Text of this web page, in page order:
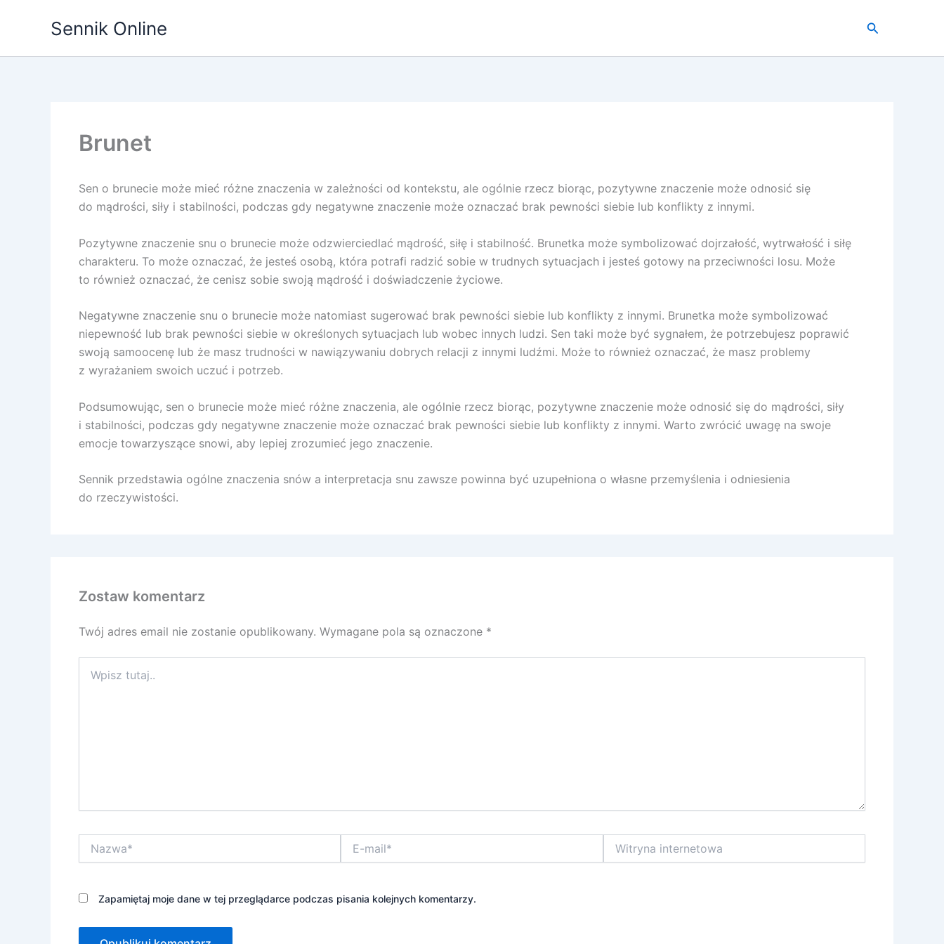
Sennik Online Szukaj
Brunet
Sen o brunecie może mieć różne znaczenia w zależności od kontekstu, ale ogólnie rzecz biorąc, pozytywne znaczenie może odnosić się
do mądrości, siły i stabilności, podczas gdy negatywne znaczenie może oznaczać brak pewności siebie lub konflikty z innymi.
Pozytywne znaczenie snu o brunecie może odzwierciedlać mądrość, siłę i stabilność. Brunetka może symbolizować dojrzałość, wytrwałość i siłę
charakteru. To może oznaczać, że jesteś osobą, która potrafi radzić sobie w trudnych sytuacjach i jesteś gotowy na przeciwności losu. Może
to również oznaczać, że cenisz sobie swoją mądrość i doświadczenie życiowe.
Negatywne znaczenie snu o brunecie może natomiast sugerować brak pewności siebie lub konflikty z innymi. Brunetka może symbolizować
niepewność lub brak pewności siebie w określonych sytuacjach lub wobec innych ludzi. Sen taki może być sygnałem, że potrzebujesz poprawić
swoją samoocenę lub że masz trudności w nawiązywaniu dobrych relacji z innymi ludźmi. Może to również oznaczać, że masz problemy
z wyrażaniem swoich uczuć i potrzeb.
Podsumowując, sen o brunecie może mieć różne znaczenia, ale ogólnie rzecz biorąc, pozytywne znaczenie może odnosić się do mądrości, siły
i stabilności, podczas gdy negatywne znaczenie może oznaczać brak pewności siebie lub konflikty z innymi. Warto zwrócić uwagę na swoje
emocje towarzyszące snowi, aby lepiej zrozumieć jego znaczenie.
Sennik przedstawia ogólne znaczenia snów a interpretacja snu zawsze powinna być uzupełniona o własne przemyślenia i odniesienia
do rzeczywistości.
Zostaw komentarz
Twój adres email nie zostanie opublikowany. Wymagane pola są oznaczone *
tutaj..
mail*
internetowa
Zapamiętaj moje dane w tej przeglądarce podczas pisania kolejnych komentarzy.